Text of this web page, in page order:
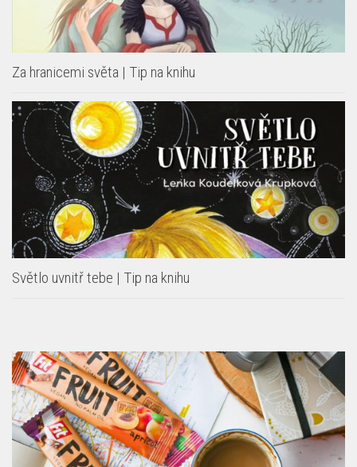
Za hranicemi světa | Tip na knihu
Světlo uvnitř tebe | Tip na knihu